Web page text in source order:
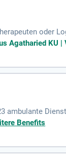
oder
von
Eine
sowie
Agatharied KU
ambulante
medizinische
Benefits